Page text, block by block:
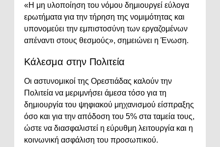
«Η μη υλοποίηση του νόμου δημιουργεί εύλογα
ερωτήματα για την τήρηση της νομιμότητας και
υπονομεύει την εμπιστοσύνη των εργαζομένων
απέναντι στους θεσμούς», σημειώνει η Ένωση.
Κάλεσμα στην Πολιτεία
Οι αστυνομικοί της Ορεστιάδας καλούν την
Πολιτεία να μεριμνήσει άμεσα τόσο για τη
δημιουργία του ψηφιακού μηχανισμού είσπραξης
όσο και για την απόδοση του 5% στα ταμεία τους,
ώστε να διασφαλιστεί η εύρυθμη λειτουργία και η
κοινωνική ασφάλιση του προσωπικού.